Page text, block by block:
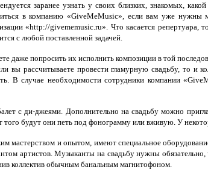
заранее узнать у своих близких, знакомых,
в компанию «GiveMeMusic», если вам уже нужны
«http://givememusic.ru». Что касается репертуара,
с любой поставленной задачей.
даже попросить их исполнить композиции в той
вы рассчитываете провести гламурную свадьбу, то и
В случае необходимости сотрудники компании
с ди-джеями. Дополнительно на свадьбу можно
будут они петь под фонограмму или вживую. У
мастерством и опытом, имеют специальное
артистов. Музыканты на свадьбу нужны
коллектив обычным банальным магнитофоном.